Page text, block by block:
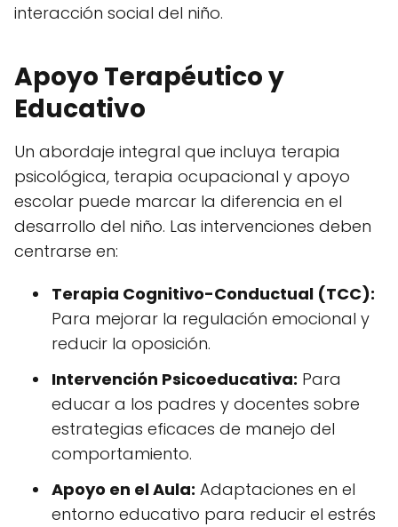
interacción social del niño.
Apoyo Terapéutico y
Educativo
Un abordaje integral que incluya terapia
psicológica, terapia ocupacional y apoyo
escolar puede marcar la diferencia en el
desarrollo del niño. Las intervenciones deben
centrarse en:
Terapia Cognitivo-Conductual (TCC):
Para mejorar la regulación emocional y
reducir la oposición.
Intervención Psicoeducativa: Para
educar a los padres y docentes sobre
estrategias eficaces de manejo del
comportamiento.
Apoyo en el Aula: Adaptaciones en el
entorno educativo para reducir el estrés